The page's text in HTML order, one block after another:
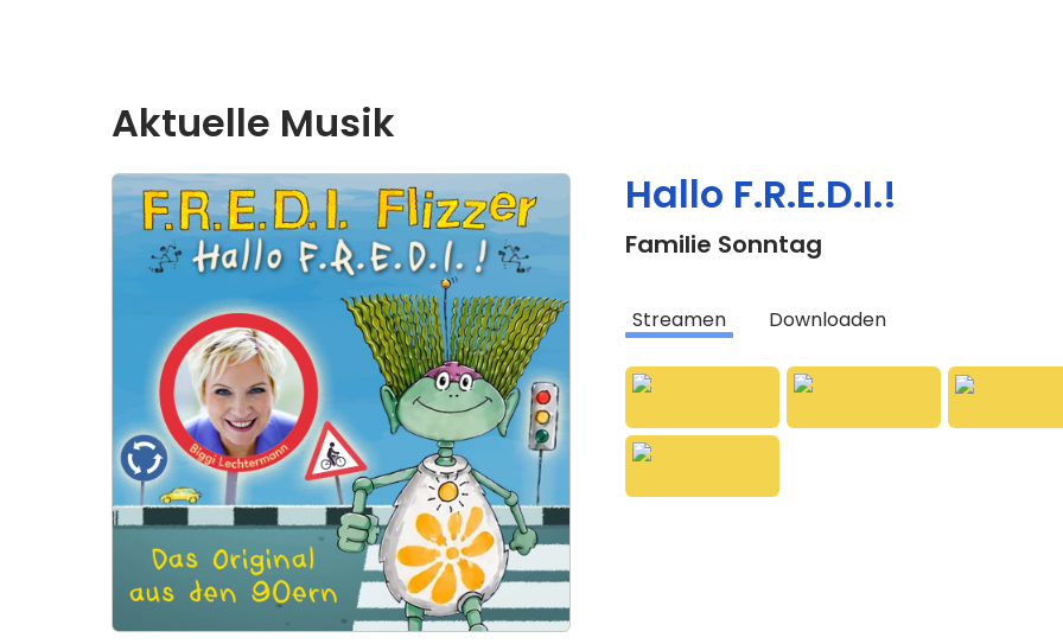
Chart- & Partyhits bis hin zu Lern- und Schlafliedern. Das hochwertige
Kindermusikrepertoire aus allen stilistischen und konzeptionellen Bereichen
Sonntag" der perfekte musikalische Begleiter für alle musikliebenden Familien
mit Kindern!
Kontakt:info@kicomedia.de
Aktuelle Musik
Hallo F.R.E.D.I.!
Familie Sonntag
Streamen Downloaden